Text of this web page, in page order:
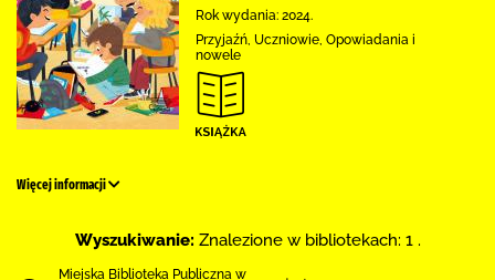
Rok wydania: 2024.
Przyjaźń, Uczniowie, Opowiadania i
nowele
Więcej informacji
Wyszukiwanie: Znalezione w bibliotekach: 1 .
Miejska Biblioteka Publiczna w